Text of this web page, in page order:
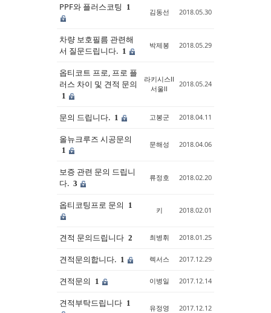
PPF와 플러스코팅 1
김동선 2018.05.30
차량 보호필름 관련해
서 질문드립니다. 1
박제봉 2018.05.29
옵티코트 프로, 프로 플
러스 차이 및 견적 문의
1
라키시스ll
서울ll
2018.05.24
문의 드립니다. 1 고봉군 2018.04.11
올뉴크루즈 시공문의
1
문해성 2018.04.06
보증 관련 문의 드립니
다. 3
류정호 2018.02.20
옵티코팅프로 문의 1
키 2018.02.01
견적 문의드립니다 2 최병휘 2018.01.25
견적문의합니다. 1 렉서스 2017.12.29
견적문의 1 이병일 2017.12.14
견적부탁드립니다 1
유정영 2017.12.12